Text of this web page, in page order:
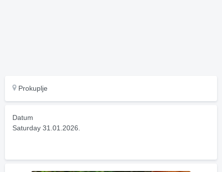
Prokuplje
Datum
Saturday 31.01.2026.